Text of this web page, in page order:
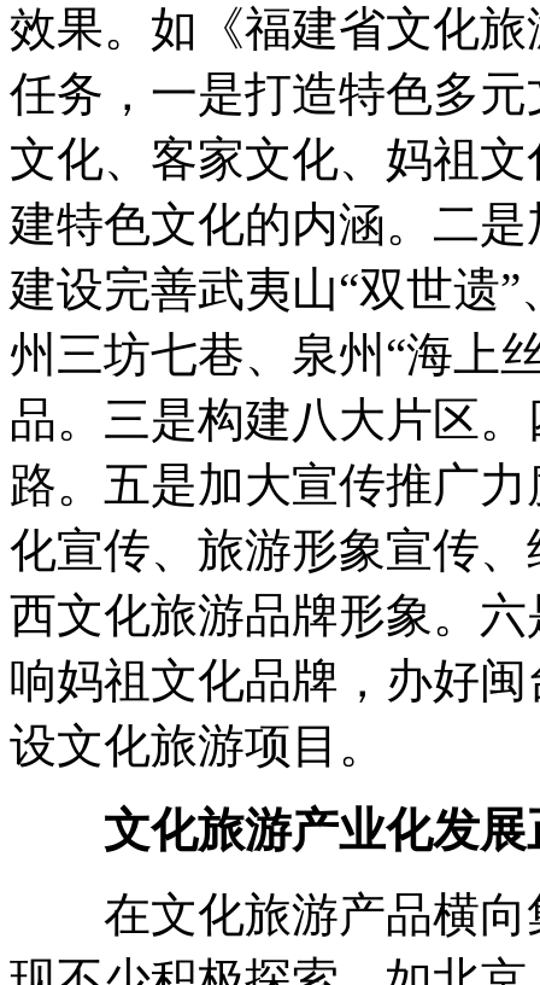
效果。如《福建省文化
任务，一是打造特色多
文化、客家文化、妈祖
建特色文化的内涵。二
建设完善武夷山“双世遗
州三坊七巷、泉州“海上
品。三是构建八大片区
路。五是加大宣传推广
化宣传、旅游形象宣传
西文化旅游品牌形象。
响妈祖文化品牌，办好
设文化旅游项目。
文化旅游产业化发
在文化旅游产品横向